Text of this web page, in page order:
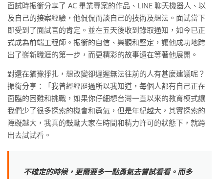
面試時振銜分享了 AC 畢業專案的作品、LINE 聊天機器人、以
及自己的接案經驗，他侃侃而談自己的技術及想法。面試當下
即受到了面試官的肯定。並在五天後收到錄取通知，如今已正
式成為前端工程師。振銜的自信、樂觀和堅定，讓他成功地跨
出了嶄新職涯的第一步，而更精彩的故事還在等著他展開。
對還在猶豫掙扎，想改變卻遲遲無法往前的人有甚麼建議呢？
振銜分享：「我曾經經歷過所以我知道，每個人都有自己正在
面臨的困難和挑戰，如果你仔細想台灣一直以來的教育模式讓
我們少了很多探索的機會和勇氣，但是年紀越大，其實探索的
障礙越大，我真的鼓勵大家在時間和精力許可的狀態下，就跨
出去試試看。
不確定的時候，更需要多一點勇氣去嘗試看看。而多